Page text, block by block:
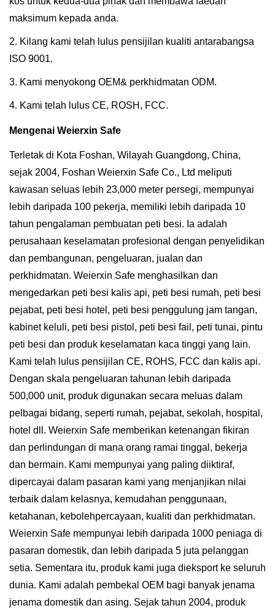
maksimum kepada anda.
2. Kilang kami telah lulus pensijilan kualiti antarabangsa
ISO 9001.
3. Kami menyokong OEM& perkhidmatan ODM.
4. Kami telah lulus CE, ROSH, FCC.
Mengenai Weierxin Safe
Terletak di Kota Foshan, Wilayah Guangdong, China,
sejak 2004, Foshan Weierxin Safe Co., Ltd meliputi
kawasan seluas lebih 23,000 meter persegi, mempunyai
lebih daripada 100 pekerja, memiliki lebih daripada 10
tahun pengalaman pembuatan peti besi. Ia adalah
perusahaan keselamatan profesional dengan penyelidikan
dan pembangunan, pengeluaran, jualan dan
perkhidmatan. Weierxin Safe menghasilkan dan
mengedarkan peti besi kalis api, peti besi rumah, peti besi
pejabat, peti besi hotel, peti besi penggulung jam tangan,
kabinet keluli, peti besi pistol, peti besi fail, peti tunai, pintu
peti besi dan produk keselamatan kaca tinggi yang lain.
Kami telah lulus pensijilan CE, ROHS, FCC dan kalis api.
Dengan skala pengeluaran tahunan lebih daripada
500,000 unit, produk digunakan secara meluas dalam
pelbagai bidang, seperti rumah, pejabat, sekolah, hospital,
hotel dll. Weierxin Safe memberikan ketenangan fikiran
dan perlindungan di mana orang ramai tinggal, bekerja
dan bermain. Kami mempunyai yang paling diiktiraf,
dipercayai dalam pasaran kami yang menjanjikan nilai
terbaik dalam kelasnya, kemudahan penggunaan,
ketahanan, kebolehpercayaan, kualiti dan perkhidmatan.
Weierxin Safe mempunyai lebih daripada 1000 peniaga di
pasaran domestik, dan lebih daripada 5 juta pelanggan
setia. Sementara itu, produk kami juga dieksport ke seluruh
dunia. Kami adalah pembekal OEM bagi banyak jenama
jenama domestik dan asing. Sejak tahun 2004, produk